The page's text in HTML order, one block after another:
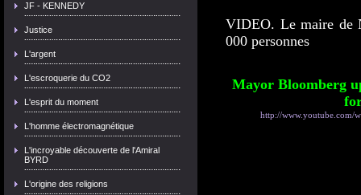
JF - KENNEDY
Justice
L'argent
L'escroquerie du CO2
L'esprit du moment
L'homme électromagnétique
L'incroyable découverte de l'Amiral
BYRD
L'origine des religions
VIDEO. Le maire de
000 personnes
Mayor Bloomberg
http://www.youtube.com/